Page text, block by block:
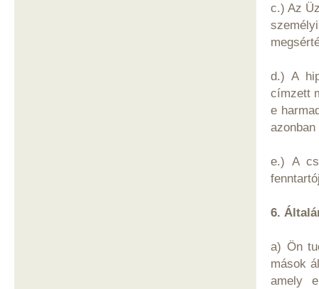
c.) Az
d.) A
címzett
e
e.) A
6.
a) Ön
mások
amely